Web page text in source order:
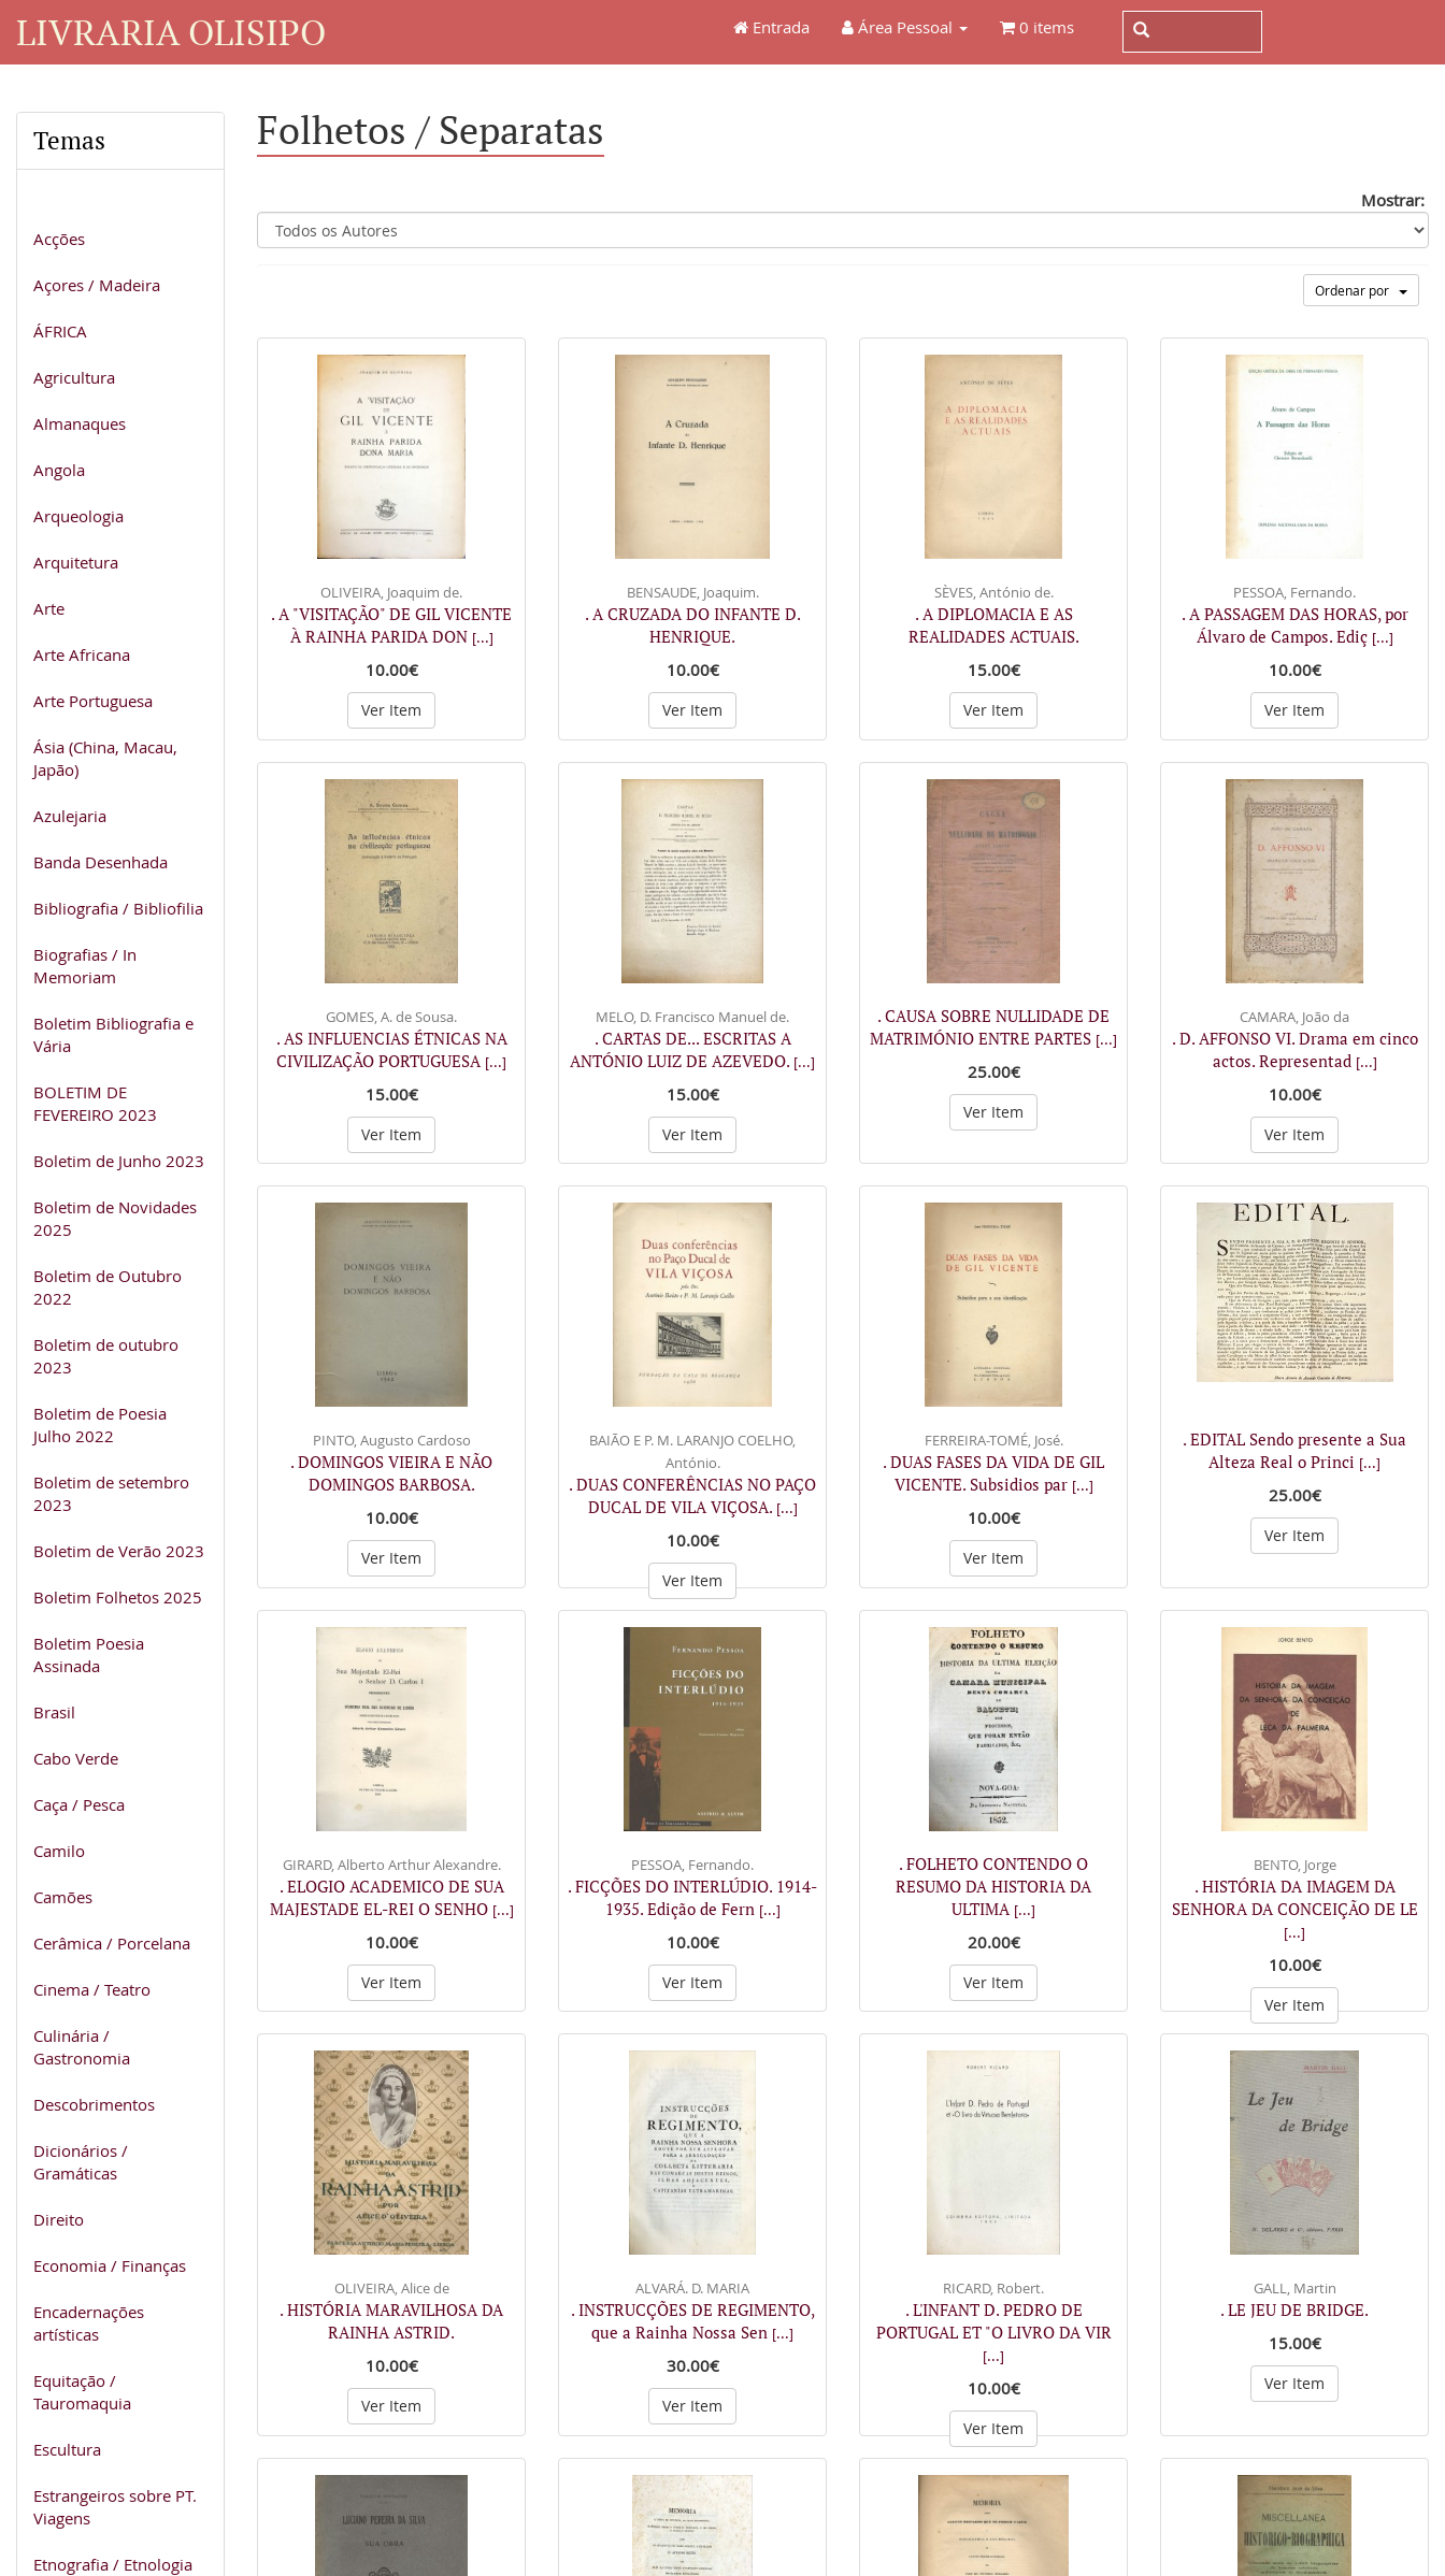
LIVRARIA OLISIPO Entrada Área Pessoal 0 items
Temas
Acções
Açores / Madeira
ÁFRICA
Agricultura
Almanaques
Angola
Arqueologia
Arquitetura
Arte
Arte Africana
Arte Portuguesa
Ásia (China, Macau,
Japão)
Azulejaria
Banda Desenhada
Bibliografia / Bibliofilia
Biografias / In
Memoriam
Boletim Bibliografia e
Vária
BOLETIM DE
FEVEREIRO 2023
Boletim de Junho 2023
Boletim de Novidades
2025
Boletim de Outubro
2022
Boletim de outubro
2023
Boletim de Poesia
Julho 2022
Boletim de setembro
2023
Boletim de Verão 2023
Boletim Folhetos 2025
Boletim Poesia
Assinada
Brasil
Cabo Verde
Caça / Pesca
Camilo
Camões
Cerâmica / Porcelana
Cinema / Teatro
Culinária /
Gastronomia
Descobrimentos
Dicionários /
Gramáticas
Direito
Economia / Finanças
Encadernações
artísticas
Equitação /
Tauromaquia
Escultura
Estrangeiros sobre PT.
Viagens
Etnografia / Etnologia
Folhetos / Separatas
Mostrar:
Ordenar por
OLIVEIRA, Joaquim de.
. A "VISITAÇÃO" DE GIL VICENTE
À RAINHA PARIDA DON [...]
10.00€
Ver Item
BENSAUDE, Joaquim.
. A CRUZADA DO INFANTE D.
HENRIQUE.
10.00€
Ver Item
SÈVES, António de.
. A DIPLOMACIA E AS
REALIDADES ACTUAIS.
15.00€
Ver Item
PESSOA, Fernando.
. A PASSAGEM DAS HORAS, por
Álvaro de Campos. Ediç [...]
10.00€
Ver Item
GOMES, A. de Sousa.
. AS INFLUENCIAS ÉTNICAS NA
CIVILIZAÇÃO PORTUGUESA [...]
15.00€
Ver Item
MELO, D. Francisco Manuel de.
. CARTAS DE... ESCRITAS A
ANTÓNIO LUIZ DE AZEVEDO. [...]
15.00€
Ver Item
. CAUSA SOBRE NULLIDADE DE
MATRIMÓNIO ENTRE PARTES [...]
25.00€
Ver Item
CAMARA, João da
. D. AFFONSO VI. Drama em cinco
actos. Representad [...]
10.00€
Ver Item
PINTO, Augusto Cardoso
. DOMINGOS VIEIRA E NÃO
DOMINGOS BARBOSA.
10.00€
Ver Item
BAIÃO E P. M. LARANJO COELHO,
António.
. DUAS CONFERÊNCIAS NO PAÇO
DUCAL DE VILA VIÇOSA. [...]
10.00€
Ver Item
FERREIRA-TOMÉ, José.
. DUAS FASES DA VIDA DE GIL
VICENTE. Subsidios par [...]
10.00€
Ver Item
. EDITAL Sendo presente a Sua
Alteza Real o Princi [...]
25.00€
Ver Item
GIRARD, Alberto Arthur Alexandre.
. ELOGIO ACADEMICO DE SUA
MAJESTADE EL-REI O SENHO [...]
10.00€
Ver Item
PESSOA, Fernando.
. FICÇÕES DO INTERLÚDIO. 1914-
1935. Edição de Fern [...]
10.00€
Ver Item
. FOLHETO CONTENDO O
RESUMO DA HISTORIA DA
ULTIMA [...]
20.00€
Ver Item
BENTO, Jorge
. HISTÓRIA DA IMAGEM DA
SENHORA DA CONCEIÇÃO DE LE
[...]
10.00€
Ver Item
OLIVEIRA, Alice de
. HISTÓRIA MARAVILHOSA DA
RAINHA ASTRID.
10.00€
Ver Item
ALVARÁ. D. MARIA
. INSTRUCÇÕES DE REGIMENTO,
que a Rainha Nossa Sen [...]
30.00€
Ver Item
RICARD, Robert.
. L'INFANT D. PEDRO DE
PORTUGAL ET "O LIVRO DA VIR
[...]
10.00€
Ver Item
GALL, Martin
. LE JEU DE BRIDGE.
15.00€
Ver Item